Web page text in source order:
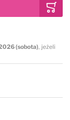
(sobota), jeżeli